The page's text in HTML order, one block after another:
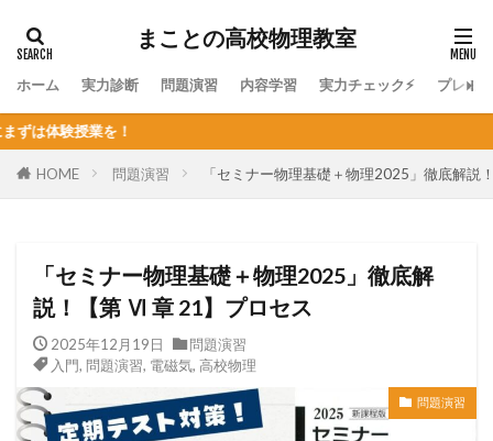
まことの高校物理教室
ホーム 実力診断 問題演習 内容学習 実力チェック⚡ プレミ
HOME 問題演習 「セミナー物理基礎＋物理2025」徹底解説
「セミナー物理基礎＋物理2025」徹底解
説！【第 Ⅵ 章 21】プロセス
2025年12月19日
問題演習
入門, 問題演習, 電磁気, 高校物理
問題演習